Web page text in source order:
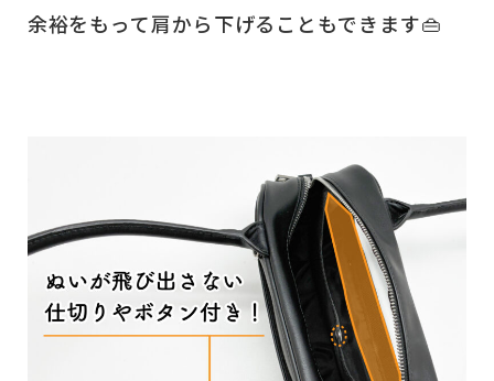
余裕をもって肩から下げることもできます👜